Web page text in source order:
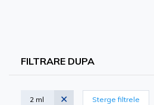
FILTRARE DUPA
2 ml Sterge filtrele